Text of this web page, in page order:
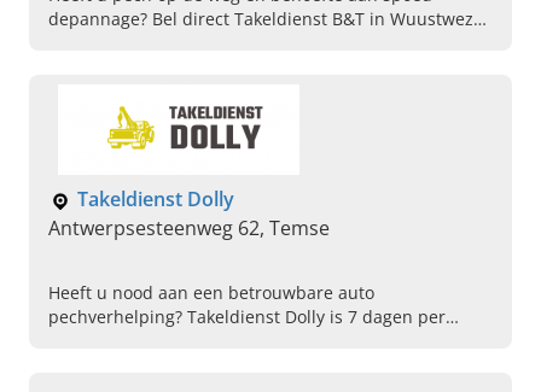
depannage? Bel direct Takeldienst B&T in Wuustwezel.
Takeldienst Dolly
Antwerpsesteenweg 62, Temse
Heeft u nood aan een betrouwbare auto
pechverhelping? Takeldienst Dolly is 7 dagen per